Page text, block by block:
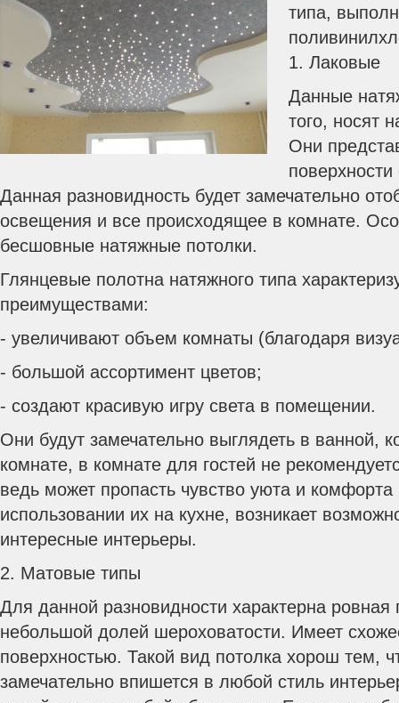
типа,
1. Лаковые
Данные
того, носят
Они
Данная разновидность будет замечательно
освещения и все происходящее в комнате.
бесшовные натяжные потолки.
Глянцевые полотна натяжного типа
преимуществами:
- увеличивают объем комнаты (благодаря
- большой ассортимент цветов;
- создают красивую игру света в помещении.
Они будут замечательно выглядеть в ванной,
комнате, в комнате для гостей не
ведь может пропасть чувство уюта и
использовании их на кухне, возникает
интересные интерьеры.
2. Матовые типы
Для данной разновидности характерна ровная
небольшой долей шероховатости. Имеет
поверхностью. Такой вид потолка хорош тем,
замечательно впишется в любой стиль